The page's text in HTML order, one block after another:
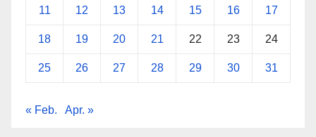
11 12 13 14 15 16 17
18 19 20 21 22 23 24
25 26 27 28 29 30 31
« Feb. Apr. »